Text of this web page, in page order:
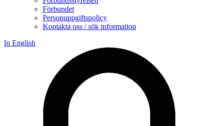
Förbundet
Personuppgiftspolicy
Kontakta oss / sök information
In English